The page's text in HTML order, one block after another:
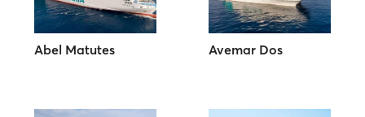
Abel Matutes Avemar Dos